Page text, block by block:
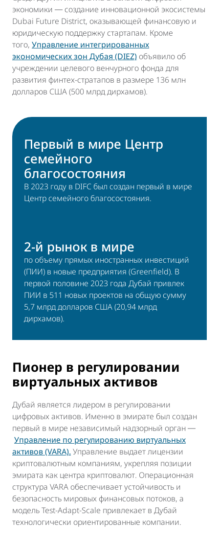
экономики ― создание инновационной экосистемы
Dubai Future District, оказывающей финансовую и
юридическую поддержку стартапам. Кроме
того, Управление интегрированных
экономических зон Дубая (DIEZ)объявило об
учреждении целевого венчурного фонда для
развития финтех-стратапов в размере 136 млн
долларов США (500 млрд дирхамов).
Первый в мире Центр
семейного
благосостояния
В 2023 году в DIFC был создан первый в мире
Центр семейного благосостояния.
2-й рынок в мире
по объему прямых иностранных инвестиций
(ПИИ) в новые предприятия (Greenfield). В
первой половине 2023 года Дубай привлек
ПИИ в 511 новых проектов на общую сумму
5,7 млрд долларов США (20,94 млрд
дирхамов).
Пионер в регулировании
виртуальных активов
Дубай является лидером в регулировании
цифровых активов. Именно в эмирате был создан
первый в мире независимый надзорный орган ―
Управление по регулированию виртуальных
активов (VARA). Управление выдает лицензии
криптовалютным компаниям, укрепляя позиции
эмирата как центра криптовалют. Операционная
структура VARA обеспечивает устойчивость и
безопасность мировых финансовых потоков, а
модель Test-Adapt-Scale привлекает в Дубай
технологически ориентированные компании.